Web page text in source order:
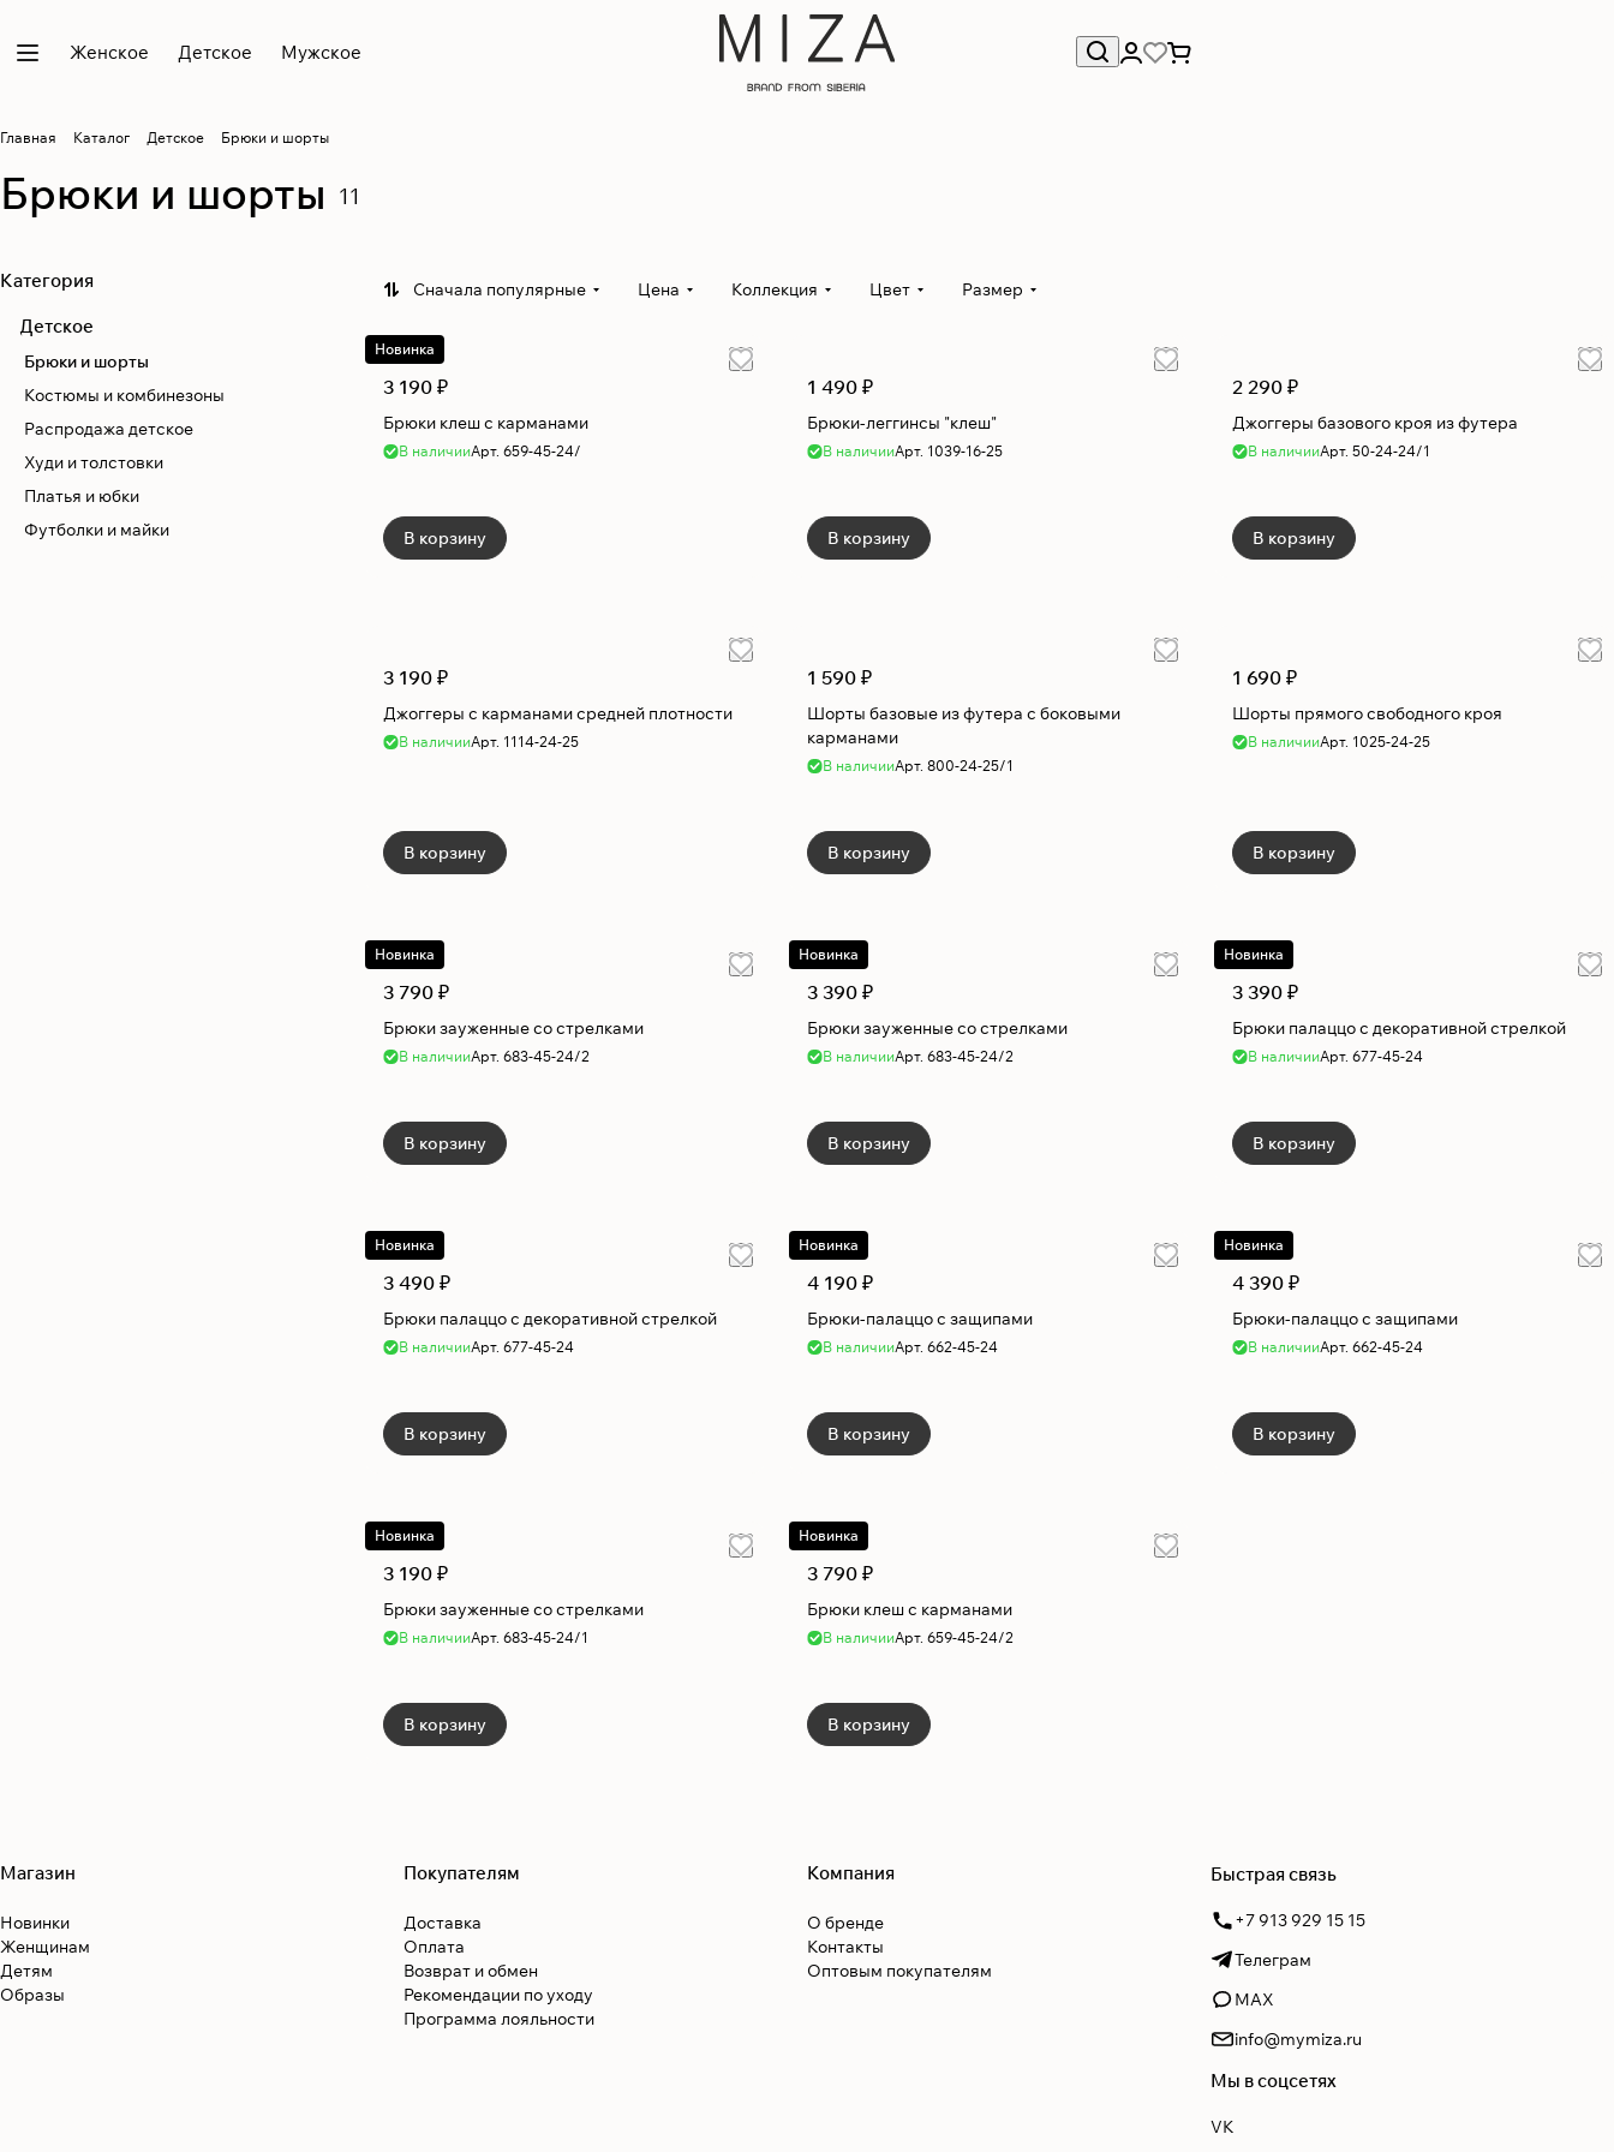
Женское Детское Мужское
Главная Каталог Детское Брюки и шорты
Брюки и шорты 11
Сначала популярные Цена Коллекция Цвет Размер
Новинка
3 190 ₽
Брюки клеш с карманами
В наличииАрт. 659-45-24/
В корзину
1 490 ₽
Брюки-леггинсы "клеш"
В наличииАрт. 1039-16-25
В корзину
2 290 ₽
Джоггеры базового кроя из футера
В наличииАрт. 50-24-24/1
В корзину
3 190 ₽
Джоггеры с карманами средней плотности
В наличииАрт. 1114-24-25
В корзину
1 590 ₽
Шорты базовые из футера с боковыми
карманами
В наличииАрт.800-24-25/1
В корзину
1 690 ₽
Шорты прямого свободного кроя
В наличииАрт. 1025-24-25
В корзину
Новинка
3 790 ₽
Брюки зауженные со стрелками
В наличииАрт. 683-45-24/2
В корзину
Новинка
3 390 ₽
Брюки зауженные со стрелками
В наличииАрт.683-45-24/2
В корзину
Новинка
3 390 ₽
Брюки палаццо с декоративной стрелкой
В наличииАрт. 677-45-24
В корзину
Новинка
3 490 ₽
Брюки палаццо с декоративной стрелкой
В наличииАрт. 677-45-24
В корзину
Новинка
4 190 ₽
Брюки-палаццо с защипами
В наличииАрт.662-45-24
В корзину
Новинка
4 390 ₽
Брюки-палаццо с защипами
В наличииАрт. 662-45-24
В корзину
Новинка
3 190 ₽
Брюки зауженные со стрелками
В наличииАрт. 683-45-24/1
В корзину
Новинка
3 790 ₽
Брюки клеш с карманами
В наличииАрт.659-45-24/2
В корзину
Категория
Детское
Брюки и шорты
Костюмы и комбинезоны
Распродажа детcкое
Худи и толстовки
Платья и юбки
Футболки и майки
Магазин
Новинки
Женщинам
Детям
Образы
Покупателям
Доставка
Оплата
Возврат и обмен
Рекомендации по уходу
Программа лояльности
Компания
О бренде
Контакты
Оптовым покупателям
Быстрая связь
+7 913 929 15 15
Телеграм
MAX
info@mymiza.ru
Мы в соцсетях
VK